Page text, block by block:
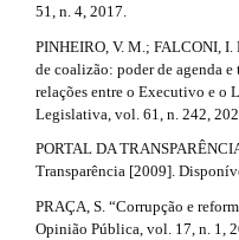
51, n. 4, 2017.
PINHEIRO, V. M.; FALCONI, I.
de coalizão: poder de agenda e
relações entre o Executivo e o
Legislativa, vol. 61, n. 242,
PORTAL DA
Transparência [2009].
PRAÇA, S. “Corrupção e
Opinião Pública, vol. 17, n. 1,